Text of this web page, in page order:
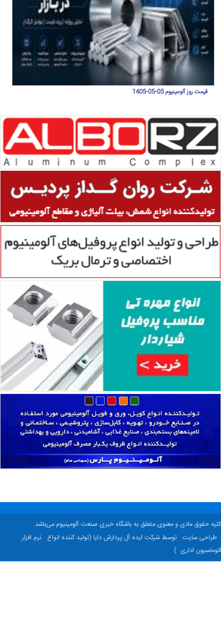
قیمت روز آلومینیوم 05-05-1405
حقوق مادی و معنوی متعلق به باشگاه خبری صنعت آلومینیوم می‌باشد.
سایت توسط شرکت ایده آل پردازش دایا (تولید کننده انواع نرم افزار
اداری )